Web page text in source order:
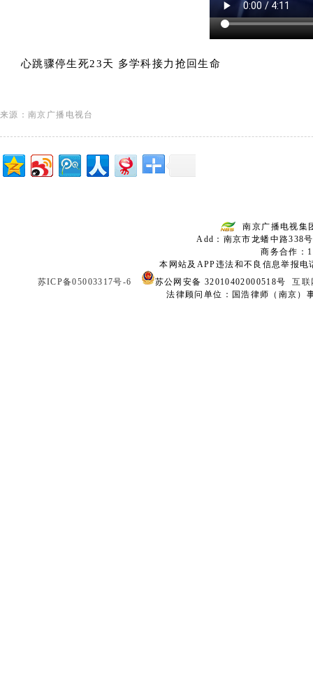
心跳骤停生死23天 多学科接力抢回生命
来源：南京广播电视台
南京广播电视集
Add：南京市龙蟠中路
商务合作：
本网站及APP违法和不良信息举报
苏ICP备05003317号-6
苏公网安备 32010402000518号互联
法律顾问单位：国浩律师（南京）